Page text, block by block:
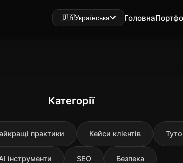
🇺🇦Українська Головна
Категорії
практики Кейси клієнтів
AI інструменти SEO Безпека